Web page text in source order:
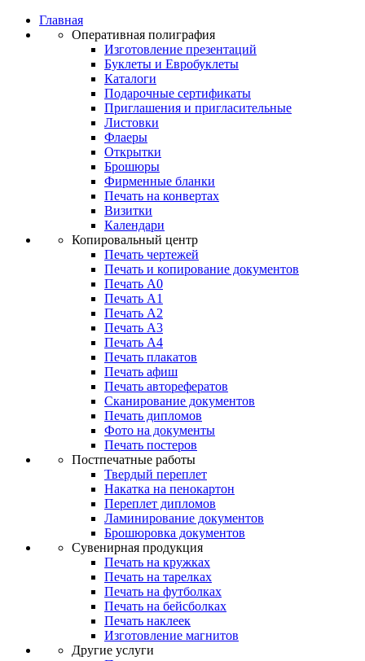
Главная
Оперативная полиграфия
Изготовление презентаций
Буклеты и Eвробуклеты
Каталоги
Подарочные сертификаты
Приглашения и пригласительные
Листовки
Флаеры
Открытки
Брошюры
Фирменные бланки
Печать на конвертах
Визитки
Календари
Копировальный центр
Печать чертежей
Печать и копирование документов
Печать А0
Печать А1
Печать А2
Печать А3
Печать А4
Печать плакатов
Печать афиш
Печать авторефератов
Сканирование документов
Печать дипломов
Фото на документы
Печать постеров
Постпечатные работы
Твердый переплет
Накатка на пенокартон
Переплет дипломов
Ламинирование документов
Брошюровка документов
Сувенирная продукция
Печать на кружках
Печать на тарелках
Печать на футболках
Печать на бейсболках
Печать наклеек
Изготовление магнитов
Другие услуги